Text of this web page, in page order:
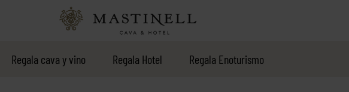
Regala cava y vino Regala Hotel Regala Enoturismo